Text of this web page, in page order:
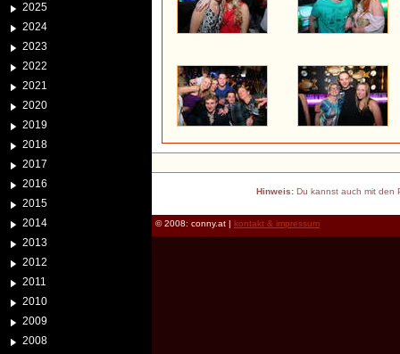
2025
2024
2023
2022
2021
2020
2019
2018
2017
2016
2015
2014
2013
2012
2011
2010
2009
2008
Hinweis:Du kannst auch mit den
© 2008: conny.at | kontakt & impressum